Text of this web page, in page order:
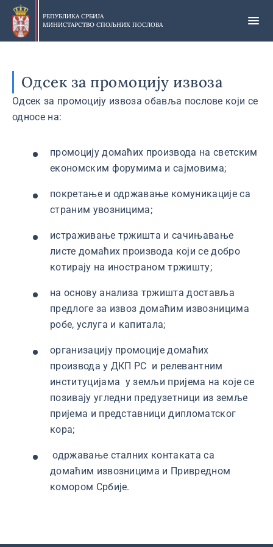
Прескочи
главни
део
РЕПУБЛИКА СРБИЈА
МИНИСТАРСТВО СПОЉНИХ ПОСЛОВА
Одсек за промоцију извоза
Одсек за промоцију извоза обавља послове који се
односе на:
промоцију домаћих производа на светским
економским форумима и сајмовима;
покретање и одржавање комуникације са
страним увозницима;
истраживање тржишта и сачињавање
листе домаћих производа који се добро
котирају на иностраном тржишту;
на основу анализа тржишта доставља
предлоге за извоз домаћим извозницима
робе, услуга и капитала;
организацију промоције домаћих
производа у ДКП РС и релевантним
институцијама у земљи пријема на које се
позивају угледни предузетници из земље
пријема и представници дипломатског
кора;
одржавање сталних контаката са
домаћим извозницима и Привредном
комором Србије.